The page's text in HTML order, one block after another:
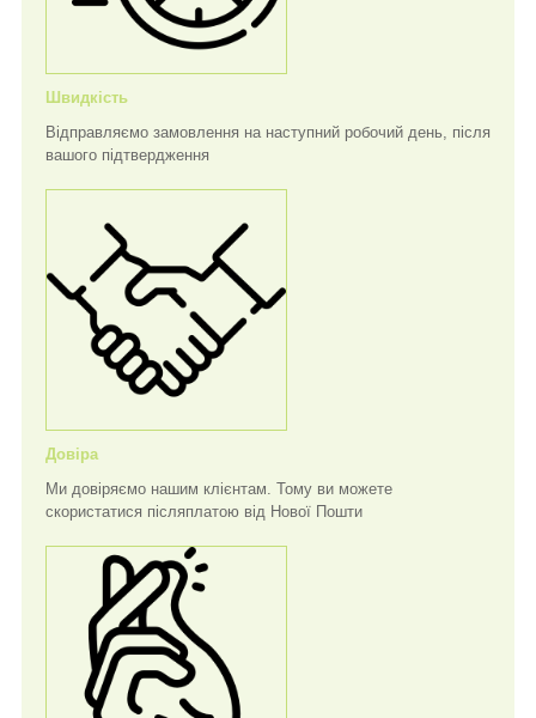
Швидкість
Відправляємо замовлення на наступний робочий день, після
вашого підтвердження
Довіра
Ми довіряємо нашим клієнтам. Тому ви можете
скористатися післяплатою від Нової Пошти